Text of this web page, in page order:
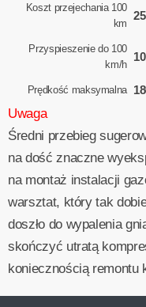
Koszt przejechania 100
km
Przyspieszenie do 100
km/h
Prędkość maksymalna
Uwaga
Średni przebieg
na dość znaczne
na montaż instalacji
warsztat, który tak
doszło do wypalenia
skończyć utratą
koniecznością remontu